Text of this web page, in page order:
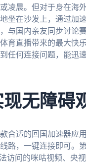
凌晨。但对于身在海
坐在沙发上，通过加
与国内亲友同步讨论
育直播带来的最大快
任何连接问题，能迅
无障碍
合适的回国加速器应
路，一键连接即可。
访问的咪咕视频、央